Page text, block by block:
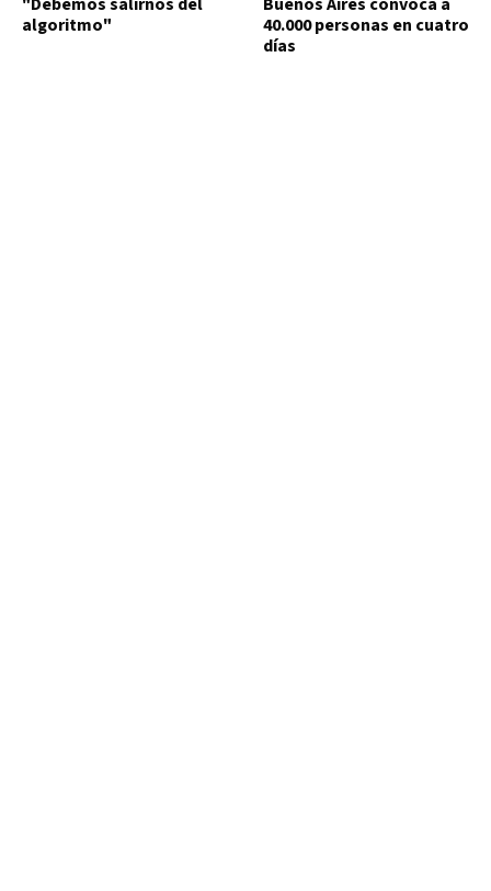
algoritmo"
40.000 personas en cuatro
días